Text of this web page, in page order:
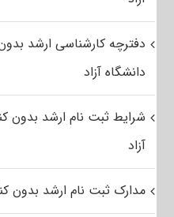
دفترچه کارشناسی ارشد
دانشگاه آزاد
شرایط ثبت نام ارشد بدون
آزاد
مدارک ثبت نام ارشد بدون